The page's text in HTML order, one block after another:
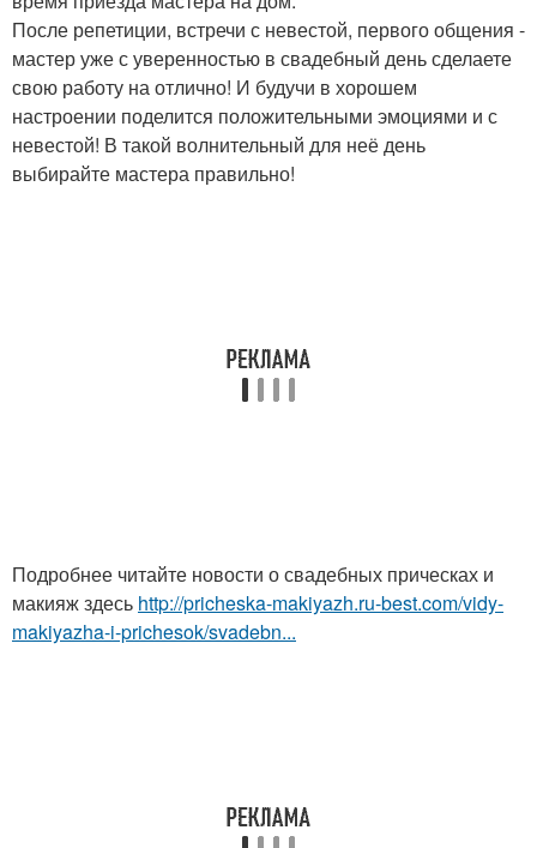
После репетиции, встречи с невестой, первого общения -
мастер уже с уверенностью в свадебный день сделаете
свою работу на отлично! И будучи в хорошем
настроении поделится положительными эмоциями и с
невестой! В такой волнительный для неё день
выбирайте мастера правильно!
Подробнее читайте новости о свадебных прическах и
макияж здесь http://pricheska-makiyazh.ru-best.com/vidy-
makiyazha-i-prichesok/svadebn...